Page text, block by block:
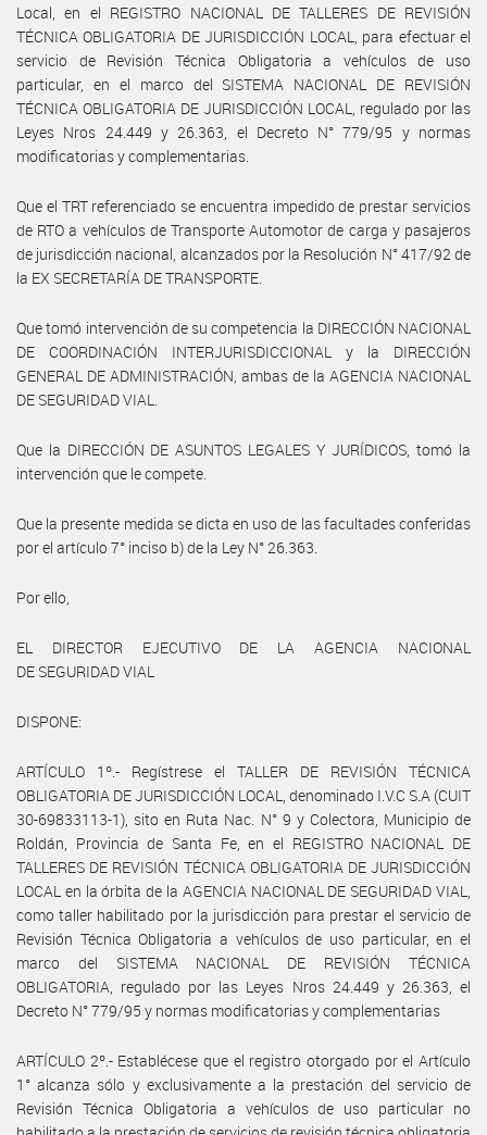
Local, en el REGISTRO NACIONAL DE TALLERES DE REVISIÓN
TÉCNICA OBLIGATORIA DE JURISDICCIÓN LOCAL, para efectuar el
servicio de Revisión Técnica Obligatoria a vehículos de uso
particular, en el marco del SISTEMA NACIONAL DE REVISIÓN
TÉCNICA OBLIGATORIA DE JURISDICCIÓN LOCAL, regulado por las
Leyes Nros 24.449 y 26.363, el Decreto N° 779/95 y normas
modificatorias y complementarias.
Que el TRT referenciado se encuentra impedido de prestar servicios
de RTO a vehículos de Transporte Automotor de carga y pasajeros
de jurisdicción nacional, alcanzados por la Resolución N° 417/92 de
la EX SECRETARÍA DE TRANSPORTE.
Que tomó intervención de su competencia la DIRECCIÓN NACIONAL
DE COORDINACIÓN INTERJURISDICCIONAL y la DIRECCIÓN
GENERAL DE ADMINISTRACIÓN, ambas de la AGENCIA NACIONAL
DE SEGURIDAD VIAL.
Que la DIRECCIÓN DE ASUNTOS LEGALES Y JURÍDICOS, tomó la
intervención que le compete.
Que la presente medida se dicta en uso de las facultades conferidas
por el artículo 7° inciso b) de la Ley N° 26.363.
Por ello,
EL DIRECTOR EJECUTIVO DE LA AGENCIA NACIONAL
DE SEGURIDAD VIAL
DISPONE:
ARTÍCULO 1º.- Regístrese el TALLER DE REVISIÓN TÉCNICA
OBLIGATORIA DE JURISDICCIÓN LOCAL, denominado I.V.C S.A (CUIT
30-69833113-1), sito en Ruta Nac. N° 9 y Colectora, Municipio de
Roldán, Provincia de Santa Fe, en el REGISTRO NACIONAL DE
TALLERES DE REVISIÓN TÉCNICA OBLIGATORIA DE JURISDICCIÓN
LOCAL en la órbita de la AGENCIA NACIONAL DE SEGURIDAD VIAL,
como taller habilitado por la jurisdicción para prestar el servicio de
Revisión Técnica Obligatoria a vehículos de uso particular, en el
marco del SISTEMA NACIONAL DE REVISIÓN TÉCNICA
OBLIGATORIA, regulado por las Leyes Nros 24.449 y 26.363, el
Decreto N° 779/95 y normas modificatorias y complementarias
ARTÍCULO 2º.- Establécese que el registro otorgado por el Artículo
1° alcanza sólo y exclusivamente a la prestación del servicio de
Revisión Técnica Obligatoria a vehículos de uso particular no